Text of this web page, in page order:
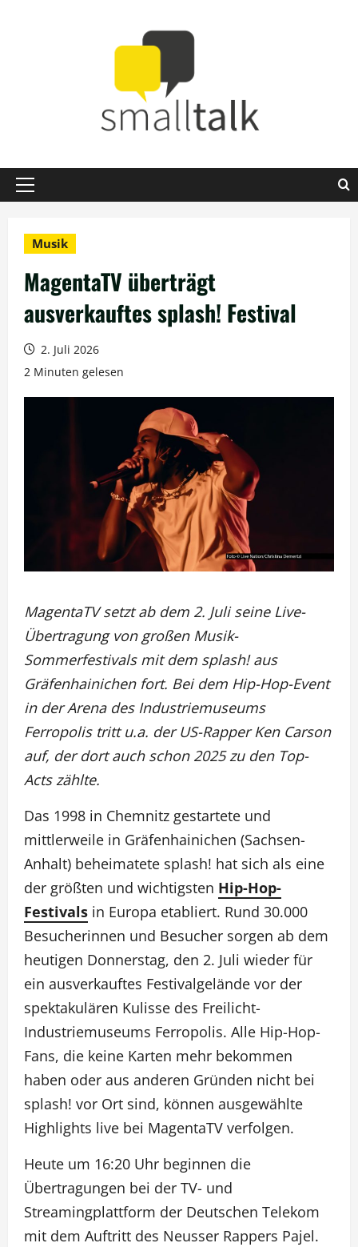
Primäres
Musik
MagentaTV überträgt
ausverkauftes splash! Festival
2. Juli 2026
2 Minuten gelesen
MagentaTV setzt ab dem 2. Juli seine Live-
Übertragung von großen Musik-
Sommerfestivals mit dem splash! aus
Gräfenhainichen fort. Bei dem Hip-Hop-Event
in der Arena des Industriemuseums
Ferropolis tritt u.a. der US-Rapper Ken Carson
auf, der dort auch schon 2025 zu den Top-
Acts zählte.
Das 1998 in Chemnitz gestartete und
mittlerweile in Gräfenhainichen (Sachsen-
Anhalt) beheimatete splash! hat sich als eine
der größten und wichtigsten Hip-Hop-
Festivals in Europa etabliert. Rund 30.000
Besucherinnen und Besucher sorgen ab dem
heutigen Donnerstag, den 2. Juli wieder für
ein ausverkauftes Festivalgelände vor der
spektakulären Kulisse des Freilicht-
Industriemuseums Ferropolis. Alle Hip-Hop-
Fans, die keine Karten mehr bekommen
haben oder aus anderen Gründen nicht bei
splash! vor Ort sind, können ausgewählte
Highlights live bei MagentaTV verfolgen.
Heute um 16:20 Uhr beginnen die
Übertragungen bei der TV- und
Streamingplattform der Deutschen Telekom
mit dem Auftritt des Neusser Rappers Pajel.